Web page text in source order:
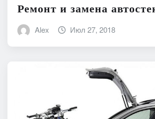
Ремонт и замена
Alex Июл 27, 2018